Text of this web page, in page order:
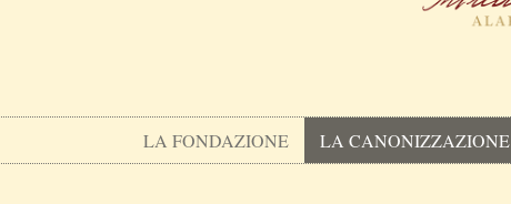
LA FONDAZIONE LA CANONIZZAZIONE